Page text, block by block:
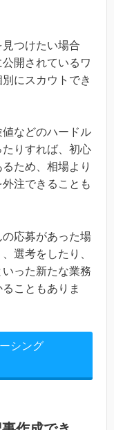
つけたい場合
開されているワ
にスカウトでき
などのハードル
りすれば、初心
ため、相場より
注できることも
応募があった場
選考をしたり、
った新たな業務
こともありま
シング